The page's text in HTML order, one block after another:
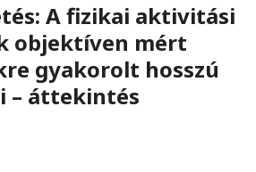
A fizikai aktivitási
objektíven mért
gyakorolt hosszú
– áttekintés